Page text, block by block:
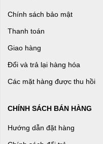
Chính sách bảo mật
Thanh toán
Giao hàng
Đổi và trả lại hàng hóa
Các mặt hàng được thu hồi
CHÍNH SÁCH BÁN HÀNG
Hướng dẫn đặt hàng